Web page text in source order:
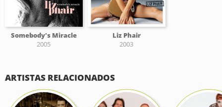
Somebody's Miracle
2005
Liz Phair
2003
ARTISTAS RELACIONADOS